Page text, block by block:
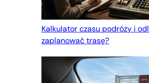
Kalkulator czasu podróży i
zaplanować trasę?